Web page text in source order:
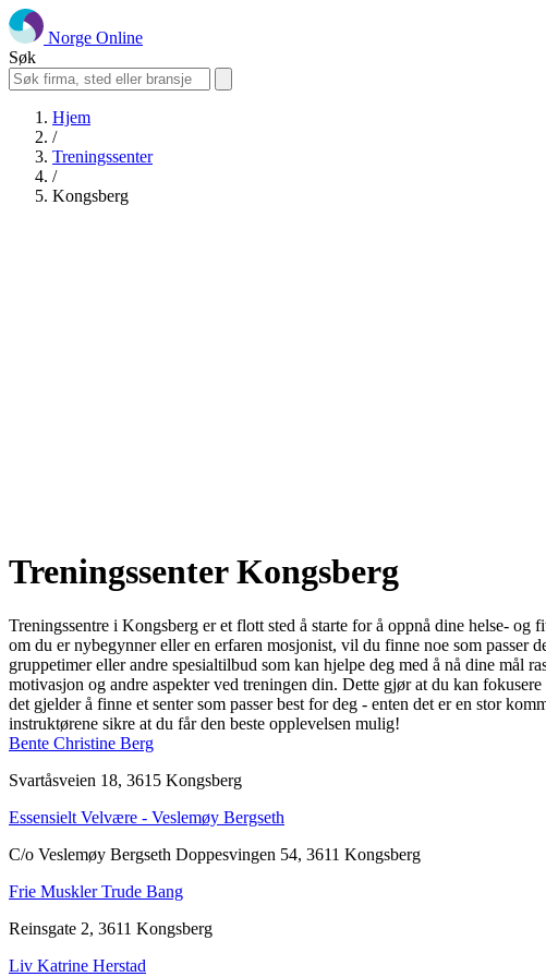
Norge Online
Søk
Hjem
/
Treningssenter
/
Kongsberg
Treningssenter Kongsberg
Treningssentre i Kongsberg er et flott sted å starte for å oppnå dine helse-
om du er nybegynner eller en erfaren mosjonist, vil du finne noe som
gruppetimer eller andre spesialtilbud som kan hjelpe deg med å nå dine
motivasjon og andre aspekter ved treningen din. Dette gjør at du kan
det gjelder å finne et senter som passer best for deg - enten det er en stor
instruktørene sikre at du får den beste opplevelsen mulig!
Bente Christine Berg
Svartåsveien 18, 3615 Kongsberg
Essensielt Velvære - Veslemøy Bergseth
C/o Veslemøy Bergseth Doppesvingen 54, 3611 Kongsberg
Frie Muskler Trude Bang
Reinsgate 2, 3611 Kongsberg
Liv Katrine Herstad